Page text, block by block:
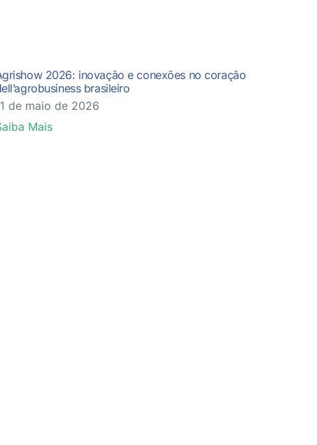
2026: inovação e conexões no coração
brasileiro
de maio de 2026
Mais